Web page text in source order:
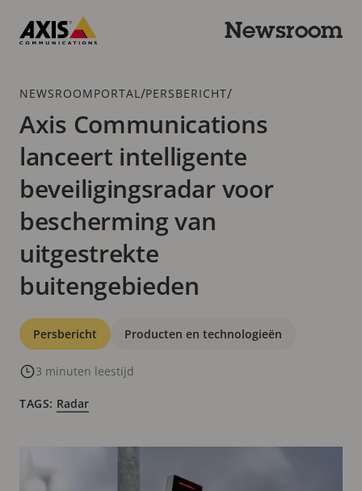
naar
Newsroom
Kruimelspoor
NEWSROOMPORTAL /PERSBERICHT/
Axis Communications
lanceert intelligente
beveiligingsradar voor
bescherming van
uitgestrekte
buitengebieden
Categorieën
Persbericht Producten en technologieën
3 minuten leestijd
TAGS: Radar